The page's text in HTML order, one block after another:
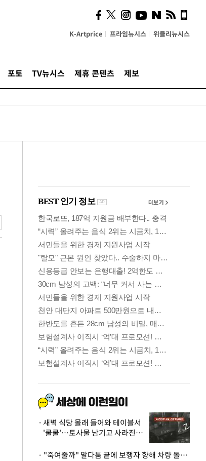
K-Artprice 프라임뉴시스 위클리뉴시스
포토 TV뉴시스 제휴 콘텐츠 제보
시, 스마트폰 액세서리에
NFC 더했다
새벽 식당 몰래 들어와 테이블서
'쿨쿨'…토사물 남기고 사라진 남
· "죽여줄까" 말다툼 끝에 보행자 향해 차량 돌진…50대 여성 중상